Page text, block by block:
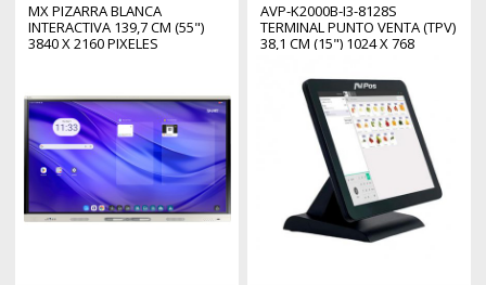
MX PIZARRA BLANCA
INTERACTIVA 139,7 CM (55")
3840 X 2160 PIXELES
AVP-K2000B-I3-8128S
TERMINAL PUNTO VENTA (TPV)
38,1 CM (15") 1024 X 768